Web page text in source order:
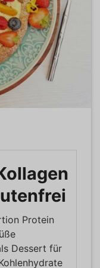
Protein
Dessert für